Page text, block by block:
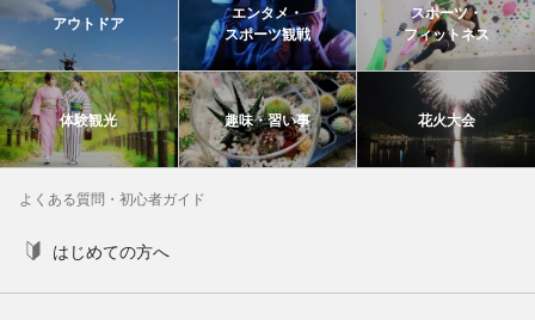
アウトドア
エンタメ・
スポーツ観戦
スポーツ・
フィットネス
体験観光 趣味・習い事 花火大会
よくある質問・初心者ガイド
はじめての方へ